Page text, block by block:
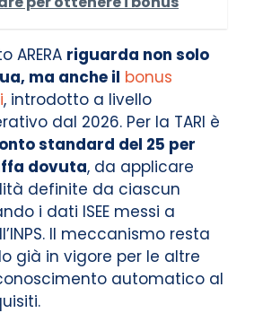
ARERA riguarda non solo
ma anche il bonus
, introdotto a livello
dal 2026. Per la TARI è
standard del 25 per
dovuta, da applicare
definite da ciascun
i dati ISEE messi a
Il meccanismo resta
già in vigore per le altre
automatico al